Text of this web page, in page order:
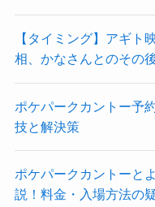
【タイミング】アギト
相、かなさんとのその
ポケパークカントー予
技と解決策
ポケパークカントーと
説！料金・入場方法の